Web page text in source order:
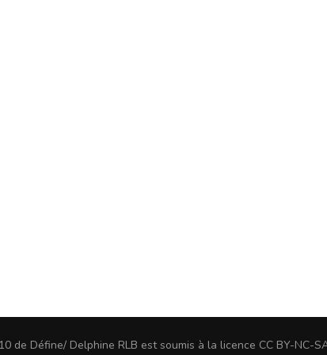
Défine/ Delphine RLB est soumis à la licence CC BY-NC-